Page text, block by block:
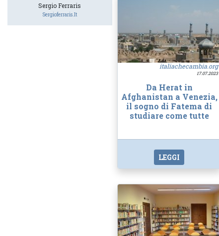
Sergio Ferraris
Sergioferraris.it
italiachecambia.org
17.07.2023
Da Herat in
Afghanistan a Venezia,
il sogno di Fatema di
studiare come tutte
LEGGI